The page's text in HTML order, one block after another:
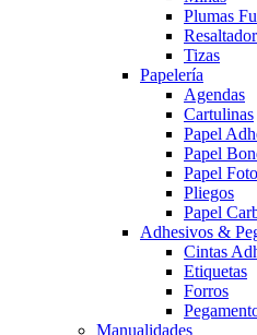
Plumas
Tizas
Papelería
Agendas
Cartulinas
Papel
Papel
Papel
Pliegos
Papel
Adhesivos &
Cintas
Etiquetas
Forros
Manualidades